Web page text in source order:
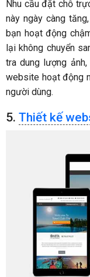
Nhu cầu đặt chỗ
này ngày càng
bạn hoạt động
lại không chuyển
tra dung lượng
website hoạt động
người dùng.
5. Thiết kế